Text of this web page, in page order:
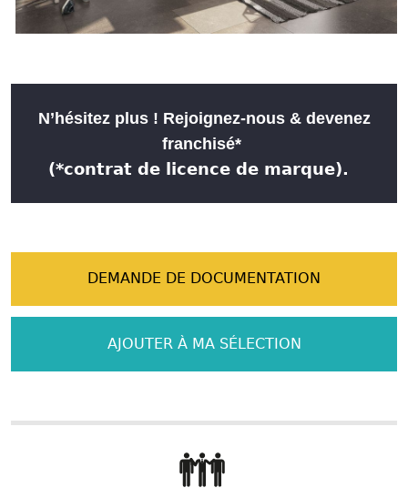
N’hésitez plus ! Rejoignez-nous & devenez
franchisé*
(*contrat de licence de marque).
DEMANDE DE DOCUMENTATION
AJOUTER À MA SÉLECTION